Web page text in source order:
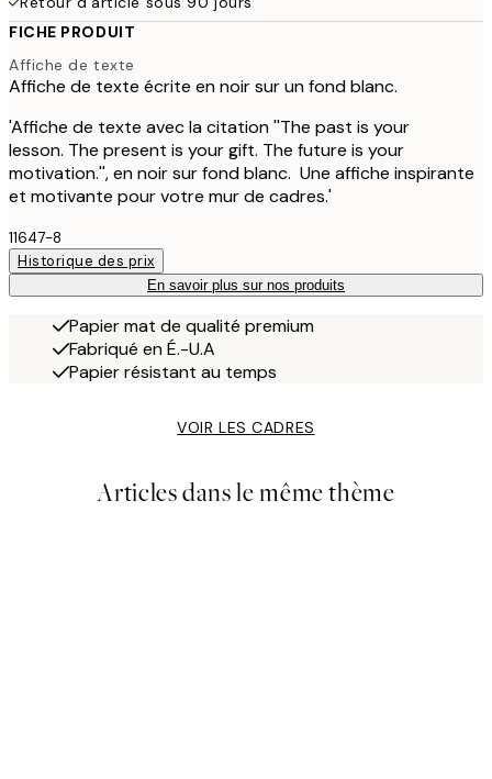
FICHE PRODUIT
Affiche de texte
Affiche de texte écrite en noir sur un fond blanc.
'Affiche de texte avec la citation ''The past is your
lesson. The present is your gift. The future is your
motivation.'', en noir sur fond blanc. Une affiche inspirante
et motivante pour votre mur de cadres.'
11647-8
Historique des prix
En savoir plus sur nos produits
Papier mat de qualité premium
Fabriqué en É.-U.A
Papier résistant au temps
VOIR LES CADRES
Articles dans le même thème